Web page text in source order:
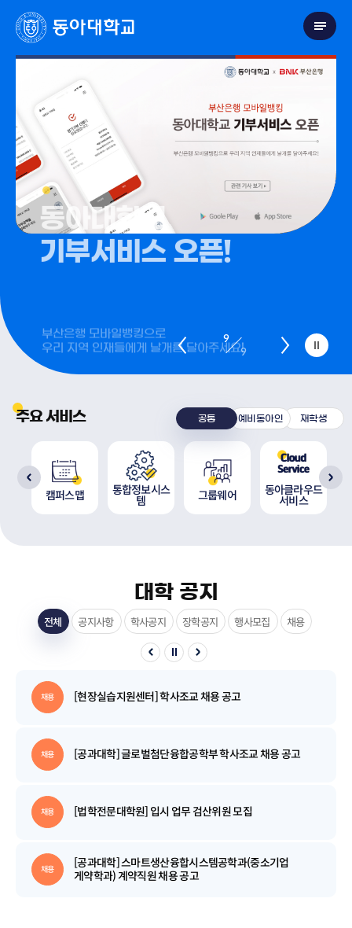
동아대학교
기부서비스 오픈!
우리 지역 인재들에게 날개를 달아주세요!
9
9
주요 서비스 공통 예비동아인 재학생
캠퍼스맵 통합정보시스
템 그룹웨어 동아클라우드
서비스
대학 공지
전체
채용 [현장실습지원센터] 학사조교 채용 공고
채용 [공과대학] 글로벌첨단융합공학부 학사조교 채용 공고
채용 [법학전문대학원] 입시 업무 검산위원 모집
채용
[공과대학] 스마트생산융합시스템공학과(중소기업
게약학과) 계약직원 채용 공고
공지사항 학사공지 장학공지 행사모집 채용